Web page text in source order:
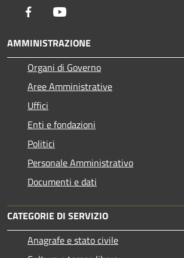
Facebook
AMMINISTRAZIONE
Organi di Governo
Aree Amministrative
Uffici
Enti e fondazioni
Politici
Personale Amministrativo
Documenti e dati
CATEGORIE DI SERVIZIO
Anagrafe e stato civile